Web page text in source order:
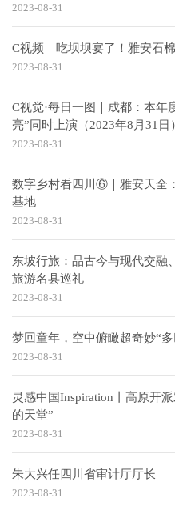
2023-08-31
C视频｜吃坝坝宴了！雅安石
2023-08-31
C视觉·每日一图｜成都：本年
亮”同时上演（2023年8月31日）
2023-08-31
数字乡村看四川⑥｜雅安天全
基地
2023-08-31
东坡行旅：品古今与现代交融
旅游名县巡礼
2023-08-31
梦回童年，空中俯瞰超奇妙“
2023-08-31
灵感中国Inspiration丨高原开
的天堂”
2023-08-31
朱大兴任四川省审计厅厅长
2023-08-31